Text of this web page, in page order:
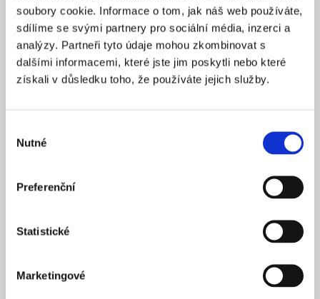
soubory cookie. Informace o tom, jak náš web používáte,
sdílíme se svými partnery pro sociální média, inzerci a
analýzy. Partneři tyto údaje mohou zkombinovat s
dalšími informacemi, které jste jim poskytli nebo které
získali v důsledku toho, že používáte jejich služby.
souhlasu
Nutné
Preferenční
Statistické
Marketingové
ZALOŽENO 2025
CENA OD * 15 900 Kč
REZERVOVAT
KAPITÁL 20 000 Kč
ZALOŽENO 2025
NÁZEV SPOLEČNOSTI